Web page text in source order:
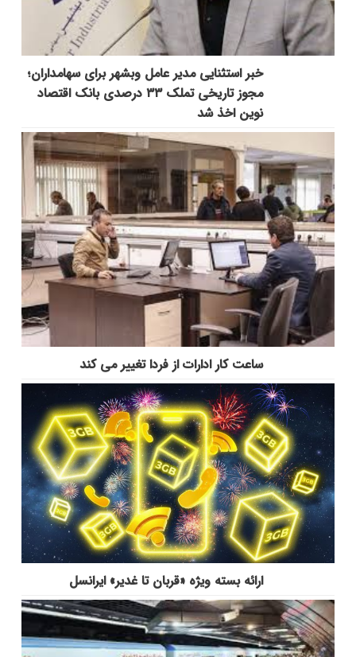
خبر استثنایی مدیر عامل وبشهر برای سهامداران؛
مجوز تاریخی تملک ۳۳ درصدی بانک اقتصاد
نوین اخذ شد
ساعت کار ادارات از فردا تغییر می کند
ارائه بسته ویژه «قربان تا غدیر» ایرانسل